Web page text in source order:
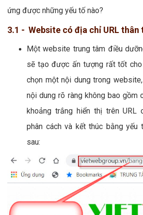
ứng được những yếu tố nào?
3.1 - Website có địa chỉ URL thân
Một website trung tâm điều
sẽ tạo được ấn tượng rất tốt
chọn một nội dung trong
nội dung rõ ràng không bao gồm
khoảng trắng hiển thị trên URL
phân cách và kết thúc bằng yếu
sau: